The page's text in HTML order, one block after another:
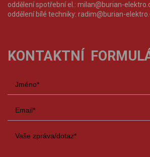
oddělení spotřební el.: milan@burian-
oddělení bílé techniky: radim@burian-
KONTAKTNÍ